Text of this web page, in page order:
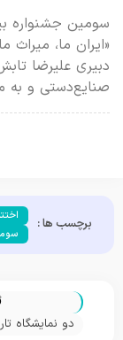
سومین جشنواره
دبیری علیرضا
صنایع‌دستی و به
برچسب ها :
دو نمایشگاه